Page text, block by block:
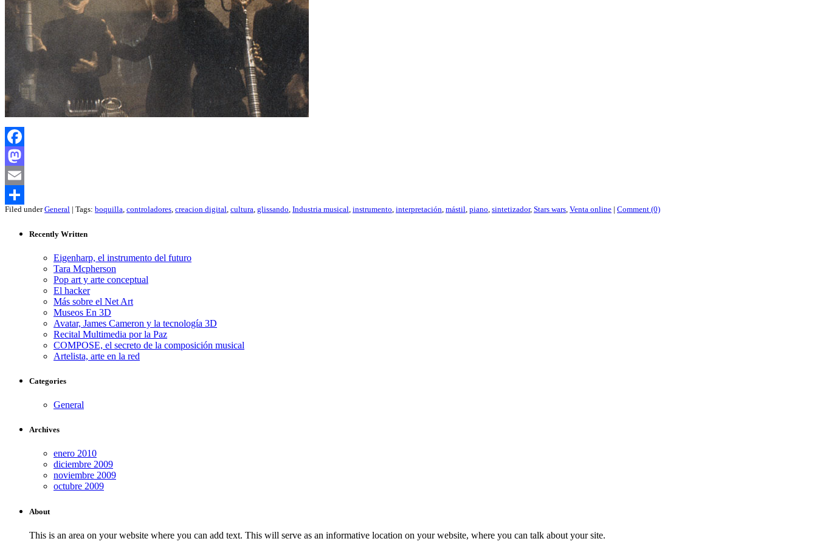
Facebook
Mastodon
Email
Compartir
Filed underGeneral | Tags: boquilla, controladores, creacion digital, cultura, glissando, Industria musical, instrumento, interpretación, mástil, piano, sintetizador, Stars wars, Venta online | Comment (0)
Recently Written
Eigenharp, el instrumento del futuro
Tara Mcpherson
Pop art y arte conceptual
El hacker
Más sobre el Net Art
Museos En 3D
Avatar, James Cameron y la tecnología 3D
Recital Multimedia por la Paz
COMPOSE, el secreto de la composición musical
Artelista, arte en la red
Categories
General
Archives
enero 2010
diciembre 2009
noviembre 2009
octubre 2009
About
This is an area on your website where you can add text. This will serve as an informative location on your website, where you can talk about your site.